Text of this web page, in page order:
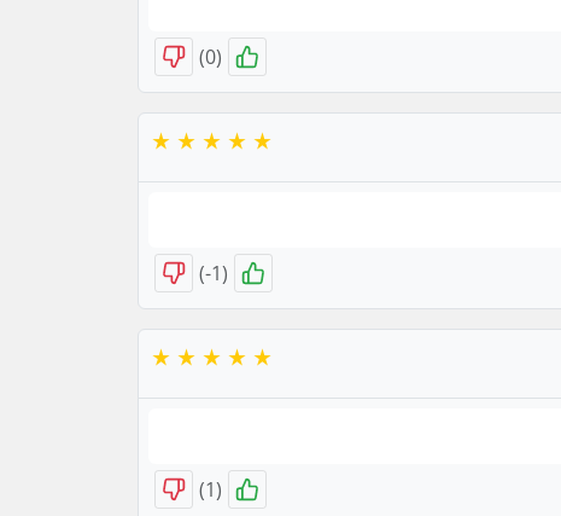
(
0
)
(
-1
)
(
1
)